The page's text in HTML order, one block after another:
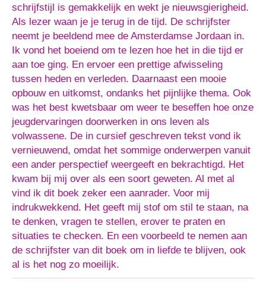
schrijfstijl is gemakkelijk en wekt je nieuwsgierigheid.
Als lezer waan je je terug in de tijd. De schrijfster
neemt je beeldend mee de Amsterdamse Jordaan in.
Ik vond het boeiend om te lezen hoe het in die tijd er
aan toe ging. En ervoer een prettige afwisseling
tussen heden en verleden. Daarnaast een mooie
opbouw en uitkomst, ondanks het pijnlijke thema. Ook
was het best kwetsbaar om weer te beseffen hoe onze
jeugdervaringen doorwerken in ons leven als
volwassene. De in cursief geschreven tekst vond ik
vernieuwend, omdat het sommige onderwerpen vanuit
een ander perspectief weergeeft en bekrachtigd. Het
kwam bij mij over als een soort geweten. Al met al
vind ik dit boek zeker een aanrader. Voor mij
indrukwekkend. Het geeft mij stof om stil te staan, na
te denken, vragen te stellen, erover te praten en
situaties te checken. En een voorbeeld te nemen aan
de schrijfster van dit boek om in liefde te blijven, ook
al is het nog zo moeilijk.